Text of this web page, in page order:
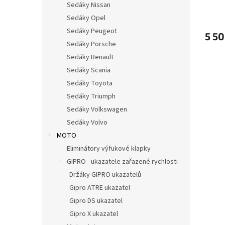
Sedáky Nissan
Sedáky Opel
Sedáky Peugeot
Sedáky Porsche
Sedáky Renault
Sedáky Scania
Sedáky Toyota
Sedáky Triumph
Sedáky Volkswagen
Sedáky Volvo
MOTO
Eliminátory výfukové klapky
GIPRO - ukazatele zařazené rychlosti
Držáky GIPRO ukazatelů
Gipro ATRE ukazatel
Gipro DS ukazatel
Gipro X ukazatel
5